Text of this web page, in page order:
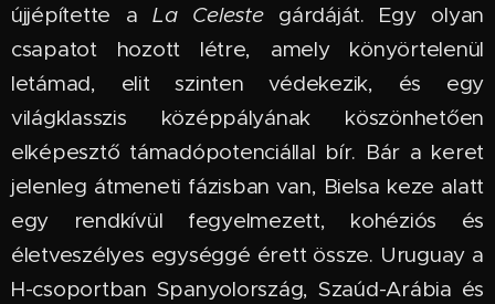
újjépítette aLa Celestegárdáját. Egy olyan
csapatot hozott létre, amely könyörtelenül
letámad, elit szinten védekezik, és egy
világklasszis középpályának köszönhetően
elképesztő támadópotenciállal bír. Bár a keret
jelenleg átmeneti fázisban van, Bielsa keze alatt
egy rendkívül fegyelmezett, kohéziós és
életveszélyes egységgé érett össze. Uruguay a
H-csoportban Spanyolország, Szaúd-Arábia és